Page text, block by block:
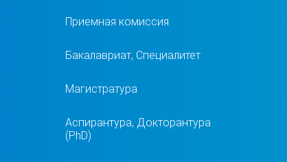
Приемная комиссия
Бакалавриат, Специалитет
Магистратура
Аспирантура, Докторантура
(PhD)